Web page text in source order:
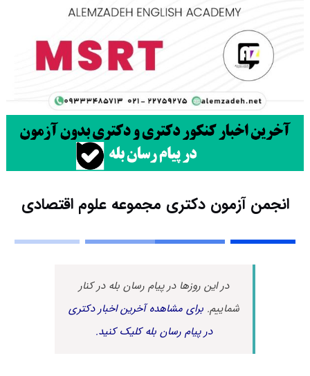
انجمن آزمون دکتری مجموعه علوم اقتصادی
در این روزها در پیام رسان بله در کنار
شماییم.برای مشاهده آخرین اخبار دکتری
در پیام رسان بله کلیک کنید.